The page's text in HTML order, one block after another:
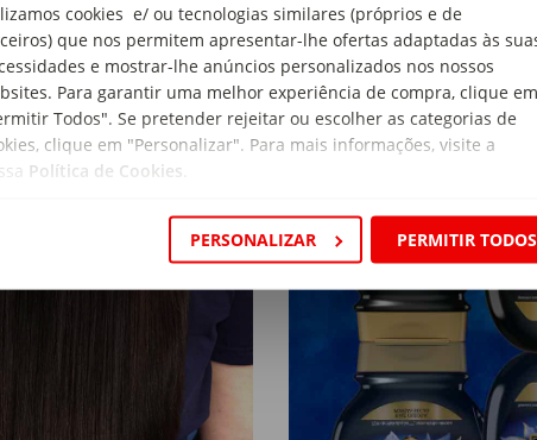
cookies e/ ou tecnologias similares (próprios e de
que nos permitem apresentar-lhe ofertas adaptadas às
e mostrar-lhe anúncios personalizados nos nossos
Para garantir uma melhor experiência de compra, clique em
Todos". Se pretender rejeitar ou escolher as categorias de
clique em "Personalizar". Para mais informações, visite a
Política de Cookies
PERSONALIZAR PERMITIR TODOS